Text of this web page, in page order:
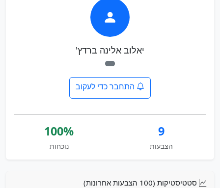
יאלוב אלינה ברדץ'
התחבר כדי לעקוב
9
הצבעות
100%
נוכחות
סטטיסטיקות (100 הצבעות אחרונות)